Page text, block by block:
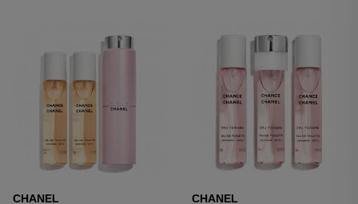
CHANEL CHANEL